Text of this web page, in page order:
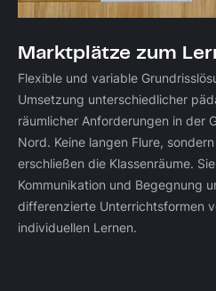
Marktplätze zum
Flexible und variable
Umsetzung unterschiedlicher
räumlicher Anforderungen in der
Nord. Keine langen Flure,
erschließen die Klassenräume.
Kommunikation und Begegnung
differenzierte Unterrichtsformen
individuellen Lernen.